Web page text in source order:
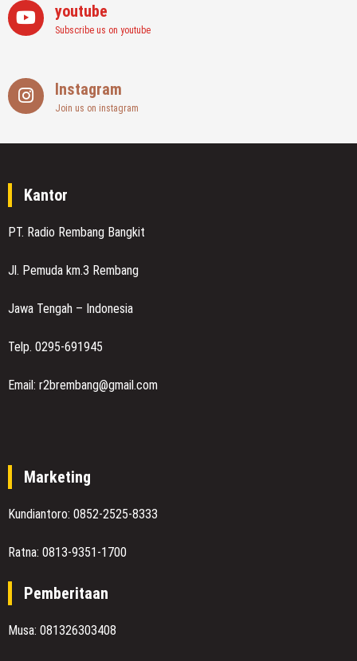
youtube
Subscribe us on youtube
Instagram
Join us on instagram
Kantor
PT. Radio Rembang Bangkit
Jl. Pemuda km.3 Rembang
Jawa Tengah – Indonesia
Telp. 0295-691945
Email: r2brembang@gmail.com
Marketing
Kundiantoro: 0852-2525-8333
Ratna: 0813-9351-1700
Pemberitaan
Musa: 081326303408